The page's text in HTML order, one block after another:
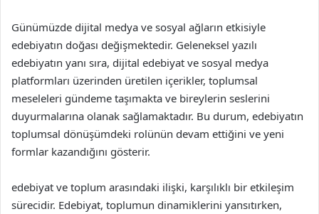
Günümüzde dijital medya ve sosyal ağların etkisiyle
edebiyatın doğası değişmektedir. Geleneksel yazılı
edebiyatın yanı sıra, dijital edebiyat ve sosyal medya
platformları üzerinden üretilen içerikler, toplumsal
meseleleri gündeme taşımakta ve bireylerin seslerini
duyurmalarına olanak sağlamaktadır. Bu durum, edebiyatın
toplumsal dönüşümdeki rolünün devam ettiğini ve yeni
formlar kazandığını gösterir.
edebiyat ve toplum arasındaki ilişki, karşılıklı bir etkileşim
sürecidir. Edebiyat, toplumun dinamiklerini yansıtırken,